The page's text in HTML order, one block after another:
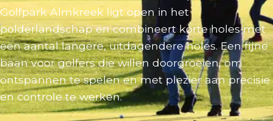
Golfpark Almkreek ligt open in het
polderlandschap en combineert korte holes met
een aantal langere, uitdagendere holes. Een fijne
baan voor golfers die willen doorgroeien, om
ontspannen te spelen en met plezier aan precisie
en controle te werken.